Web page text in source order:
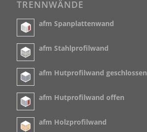
TRENNWÄNDE
afm Spanplattenwand
afm Stahlprofilwand
afm Hutprofilwand geschlossen
afm Hutprofilwand offen
afm Holzprofilwand